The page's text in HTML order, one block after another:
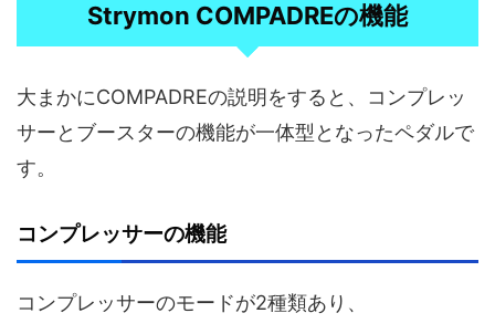
Strymon COMPADREの機能
大まかにCOMPADREの説明をすると、コンプレッ
サーとブースターの機能が一体型となったペダルで
す。
コンプレッサーの機能
コンプレッサーのモードが2種類あり、